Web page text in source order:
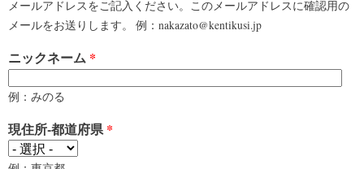
メールアドレスをご記入ください。このメールアドレスに確認用の
メールをお送りします。 例：nakazato@kentikusi.jp
ニックネーム *
例：みのる
現住所-都道府県*